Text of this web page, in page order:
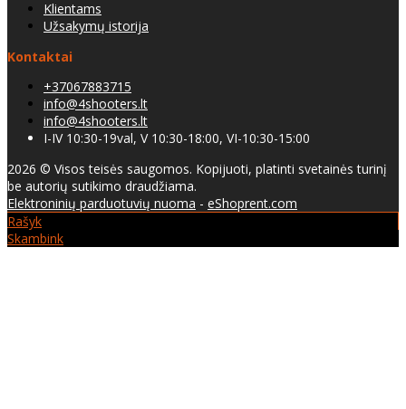
Klientams
Užsakymų istorija
Kontaktai
+37067883715
info@4shooters.lt
info@4shooters.lt
I-IV 10:30-19val, V 10:30-18:00, VI-10:30-15:00
2026 © Visos teisės saugomos. Kopijuoti, platinti svetainės turinį
be autorių sutikimo draudžiama.
Elektroninių parduotuvių nuoma - eShoprent.com
Rašyk
Skambink